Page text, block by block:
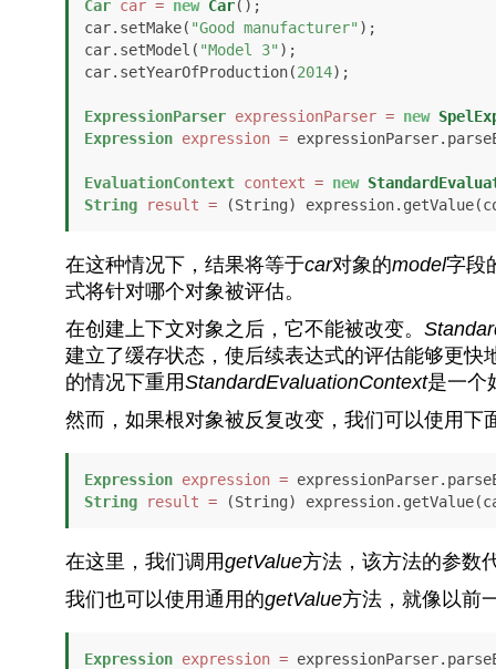
Car car = new Car();
car.setMake( "Good manufacturer" );
car.setModel( "Model 3" );
car.setYearOfProduction(2014);
ExpressionParser expressionParser = new
Expression expression =
EvaluationContext context = new
String
result = (String)
在这种情况下，结果将等于car对象的model字段
式将针对哪个对象被评估。
在创建上下文对象之后，它不能被改变。
建立了缓存状态，使后续表达式的评估能够更
的情况下重用StandardEvaluationContext是一个
然而，如果根对象被反复改变，我们可以使用下
Expression expression =
String
result = (String)
在这里，我们调用getValue方法，该方法的参数
我们也可以使用通用的getValue方法，就像以前
Expression expression =